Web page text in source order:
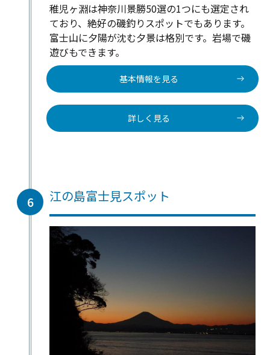
稚児ヶ淵は神奈川景勝50選の1つにも選定され
ており、絶好の磯釣りスポットでもあります。
富士山に夕陽が沈む夕景は格別です。岩場で磯
遊びもできます。
基本情報を見る
詳しく見る
6 江の島富士見スポット